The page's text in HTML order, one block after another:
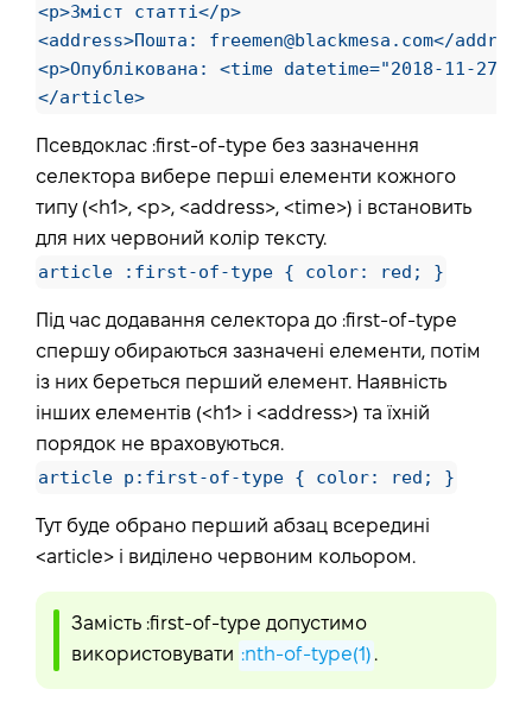
<p>Зміст статті</p>
<address>Пошта: freemen@blackmesa.com</
<p>Опублікована: <time datetime="2018-11-
</article>
Псевдоклас :first-of-type без зазначення
селектора вибере перші елементи кожного
типу (<h1>, <p>, <address>, <time>) і встановить
для них червоний колір тексту.
article :first-of-type { color: red; }
Під час додавання селектора до :first-of-type
спершу обираються зазначені елементи, потім
із них береться перший елемент. Наявність
інших елементів (<h1> і <address>) та їхній
порядок не враховуються.
article p:first-of-type { color: red; }
Тут буде обрано перший абзац всередині
<article> і виділено червоним кольором.
Замість :first-of-type допустимо
використовувати :nth-of-type(1) .